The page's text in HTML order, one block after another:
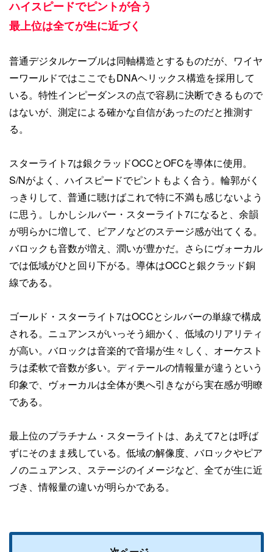
ハイスピードでピントが合う
最上位は全てが生に近づく
普通デジタルケーブルは同軸構造とするものだが、ワイヤ
ーワールドではここでもDNAヘリックス構造を採用して
いる。特性インピーダンスの点で容易に決断できるもので
はないが、測定による確かな自信があったのだと推測す
る。
スターライト7は銀クラッドOCCとOFCを導体に使用。
S/Nがよく、ハイスピードでピントもよく合う。輪郭がく
っきりして、普通に聴けばこれで特に不満も感じないよう
に思う。しかしシルバー・スターライト7になると、余韻
が明らかに増して、ピアノなどのステージ感が出てくる。
バロックも音数が増え、潤いが豊かだ。さらにヴォーカル
では低域がひと回り下がる。導体はOCCと銀クラッド銅
線である。
ゴールド・スターライト7はOCCとシルバーの単線で構成
される。ニュアンスがいっそう細かく、低域のリアリティ
が高い。バロックは音楽的で音場が生々しく、オーケスト
ラは柔軟で音数が多い。ディテールの情報量が違うという
印象で、ヴォーカルは全体が奥へ引きながら実在感が明瞭
である。
最上位のプラチナム・スターライトは、あえて7とは呼ば
ずにそのまま残している。低域の解像度、バロックやピア
ノのニュアンス、ステージのイメージなど、全てが生に近
づき、情報量の違いが明らかである。